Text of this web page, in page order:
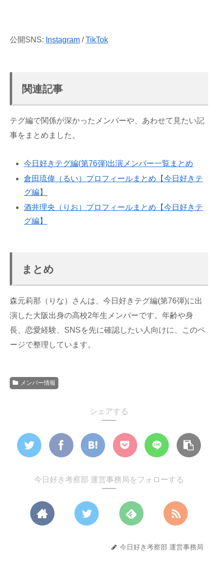
公開SNS: Instagram /TikTok
関連記事
テグ編で関係が深かったメンバーや、あわせて見たい記
事をまとめました。
今日好きテグ編(第76弾)出演メンバー一覧まとめ
倉田琉偉（るい）プロフィールまとめ【今日好きテ
グ編】
酒井理央（りお）プロフィールまとめ【今日好きテ
グ編】
まとめ
森元莉那（りな）さんは、今日好きテグ編(第76弾)に出
演した大阪出身の高校2年生メンバーです。年齢や身
長、恋愛経験、SNSを先に確認したい人向けに、このペ
ージで整理しています。
メンバー情報
シェアする
今日好き考察部 運営事務局をフォローする
今日好き考察部 運営事務局